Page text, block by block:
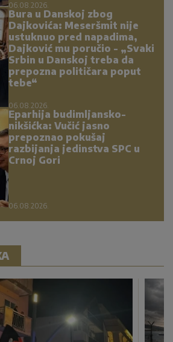
06.08.2026.
Bura u Danskoj zbog
Dajkovića: Meseršmit nije
ustuknuo pred napadima,
Dajković mu poručio - „Svaki
Srbin u Danskoj treba da
prepozna političara poput
tebe“
06.08.2026.
Eparhija budimljansko-
nikšićka: Vučić jasno
prepoznao pokušaj
razbijanja jedinstva SPC u
Crnoj Gori
06.08.2026.